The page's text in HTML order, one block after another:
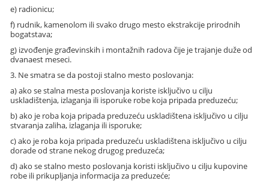
e) radionicu;
f) rudnik, kamenolom ili svako drugo mesto ekstrakcije prirodnih
bogatstava;
g) izvođenje građevinskih i montažnih radova čije je trajanje duže od
dvanaest meseci.
3. Ne smatra se da postoji stalno mesto poslovanja:
a) ako se stalna mesta poslovanja koriste isključivo u cilju
uskladištenja, izlaganja ili isporuke robe koja pripada preduzeću;
b) ako je roba koja pripada preduzeću uskladištena isključivo u cilju
stvaranja zaliha, izlaganja ili isporuke;
c) ako je roba koja pripada preduzeću uskladištena isključivo u cilju
dorade od strane nekog drugog preduzeća;
d) ako se stalno mesto poslovanja koristi isključivo u cilju kupovine
robe ili prikupljanja informacija za preduzeće;